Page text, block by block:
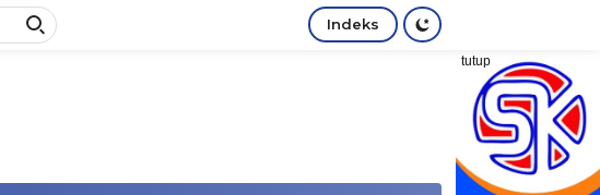
Indeks
tutup